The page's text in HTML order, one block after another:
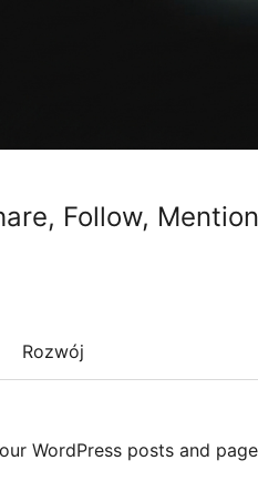
Follow,
Rozwój
WordPress posts and